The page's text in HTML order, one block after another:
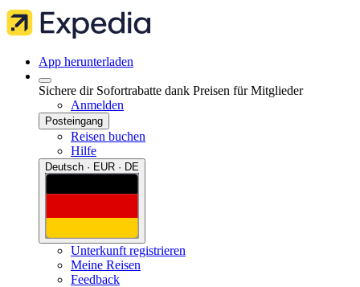
App herunterladen
Sichere dir Sofortrabatte dank Preisen für Mitglieder
Anmelden
Posteingang
Reisen buchen
Hilfe
Deutsch · EUR · DE
Unterkunft registrieren
Meine Reisen
Feedback